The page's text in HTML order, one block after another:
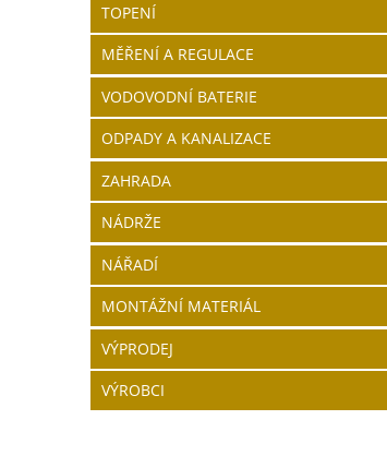
TOPENÍ
MĚŘENÍ A REGULACE
VODOVODNÍ BATERIE
ODPADY A KANALIZACE
ZAHRADA
NÁDRŽE
NÁŘADÍ
MONTÁŽNÍ MATERIÁL
VÝPRODEJ
VÝROBCI